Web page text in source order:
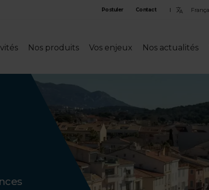
Postuler Contact
la
Nos produits Vos enjeux Nos actualités